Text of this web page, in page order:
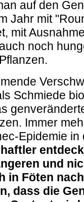
auf den
Jahr mit
mit
noch
Schmiede
Immer
Epidemie
und
in Föten
dass die